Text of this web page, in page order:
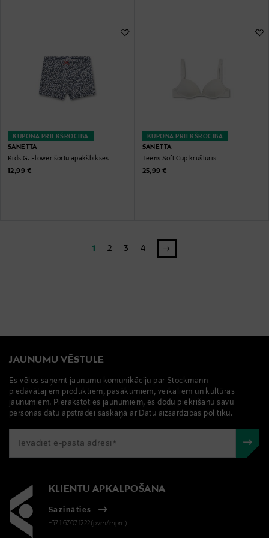
KUPONA PRIEKŠROCĪBA
SANETTA
Kids G. Flower šortu apakšbikses
Original Price
12,99 €
KUPONA PRIEKŠROCĪBA
SANETTA
Teens Soft Cup krūšturis
Original Price
25,99 €
1 2 3 4
JAUNUMU VĒSTULE
Es vēlos saņemt jaunumu komunikāciju par Stockmann
piedāvātajiem produktiem, pasākumiem, veikaliem un kultūras
jaunumiem. Pierakstoties jaunumiem, es dodu piekrišanu savu
personas datu apstrādei saskaņā ar Datu aizsardzības politiku.
KLIENTU APKALPOŠANA
Sazināties
+371 67071222(pvm/mpm)